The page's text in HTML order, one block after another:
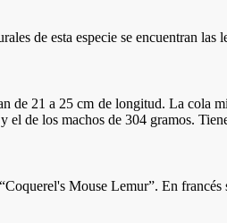
de esta especie se encuentran las
de 21 a 25 cm de longitud. La cola
el de los machos de 304 gramos.
Mouse Lemur”. En